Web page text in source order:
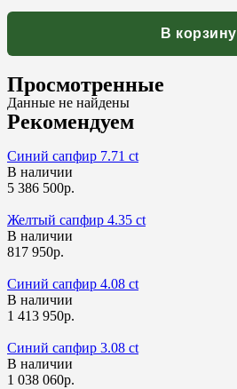
В корзину
Просмотренные
Данные не найдены
Рекомендуем
Синий сапфир 7.71 ct
В наличии
5 386 500р.
Желтый сапфир 4.35 ct
В наличии
817 950р.
Синий сапфир 4.08 ct
В наличии
1 413 950р.
Синий сапфир 3.08 ct
В наличии
1 038 060р.